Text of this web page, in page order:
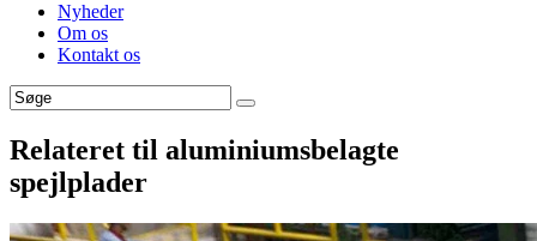
Nyheder
Om os
Kontakt os
Relateret til aluminiumsbelagte
spejlplader